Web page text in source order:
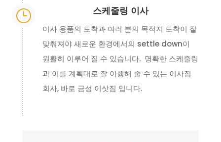
} 스케줄링 이사
이사 용품의 도착과 여러 분의 목적지 도착이 잘
맞춰져야 새로운 환경에서의 settle down이
원활히 이루어 질 수 있습니다. 명확한 스케줄링
과 이를 계획대로 잘 이행해 줄 수 있는 이사짐
회사, 바로 금성 이삿짐 입니다.